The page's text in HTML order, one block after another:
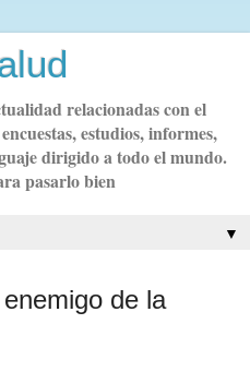
relacionadas con el
estudios, informes,
dirigido a todo el mundo.
pasarlo bien
▼
de la